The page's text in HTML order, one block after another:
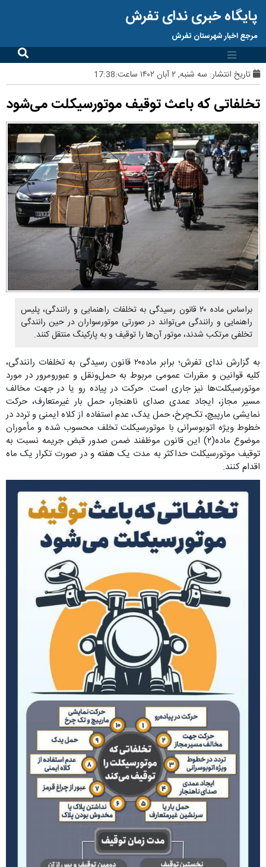
پایگاه خبری ندای تفرش
مرجع اخبار شهرستان تفرش
تاریخ انتشار: سه شنبه, ۲ آبان ۱۴۰۲ ساعت:17:38
تخلفاتی که باعث توقیف موتورسیکلت می‌شود
براساس ماده ۲۰ قانون رسیدگی به تخلفات راهنمایی و رانندگی، پلیس
راهنمایی و رانندگی می‌تواند در صورتی موتورسواران در حین رانندگی
تخلفی مرتکب شدند، موتور آن‌ها را توقیف و به پارکینگ منتقل کنند.
به گزارش ندای تفرش؛ برابر ماده۲۰ قانون رسیدگی به تخلفات رانندگی،
کلیه قوانین و مقررات عمومی مربوط به حمل‌ونقل و عبورومرور در مورد
موتورسیکلت‌ها نیز جاری است. حرکت در پیاده رو یا در جهت مخالف
مسیر مجاز، ایجاد عمدی صدای ناهنجار، حمل بار غیرمتعارف، حرکت
نمایشی مارپیچ، تک‌چرخ، حمل یدک، عدم استفاده از کلاه ایمنی و تردد در
خطوط ویژه اتوبوسرانی با موتورسیکلت تخلف محسوب شده و مأموران
موضوع ماده(۲) این قانون موظفند ضمن صدور قبض جریمه نسبت به
توقیف موتورسیکلت حداکثر به مدت یک هفته و در صورت تکرار یک ماه
اقدام کنند.